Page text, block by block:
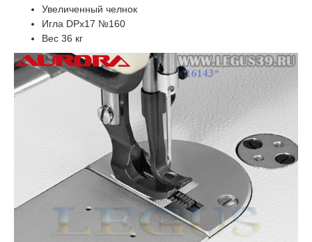
Увеличенный челнок
Игла DPx17 №160
Вес 36 кг